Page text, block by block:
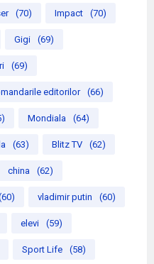
(70) Impact (70)
Gigi (69)
(69)
editorilor (66)
Mondiala (64)
(63) Blitz TV (62)
china (62)
vladimir putin (60)
elevi (59)
Sport Life (58)